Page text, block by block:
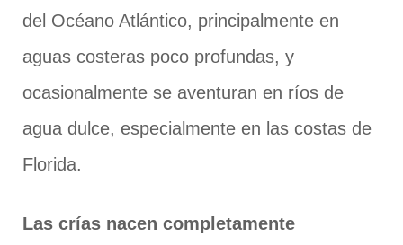
del Océano Atlántico, principalmente en
aguas costeras poco profundas, y
ocasionalmente se aventuran en ríos de
agua dulce, especialmente en las costas de
Florida.
Las crías nacen completamente